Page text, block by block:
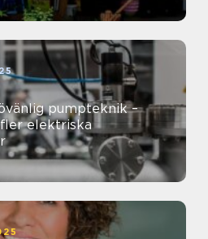
pumpteknik –
elektriska